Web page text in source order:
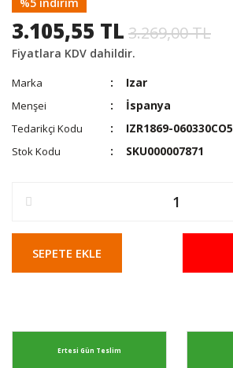
3.105,55 TL 3.269,00 TL
Fiyatlara KDV dahildir.
Marka Izar
Menşei İspanya
Tedarikçi Kodu IZR1869-060330CO5
Stok Kodu SKU000007871
SEPETE EKLE
Ertesi Gün Teslim